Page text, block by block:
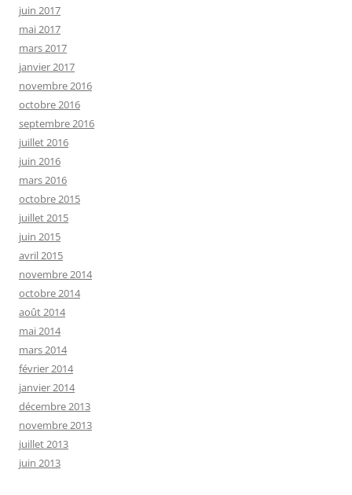
juin 2017
mai 2017
mars 2017
janvier 2017
novembre 2016
octobre 2016
septembre 2016
juillet 2016
juin 2016
mars 2016
octobre 2015
juillet 2015
juin 2015
avril 2015
novembre 2014
octobre 2014
août 2014
mai 2014
mars 2014
février 2014
janvier 2014
décembre 2013
novembre 2013
juillet 2013
juin 2013